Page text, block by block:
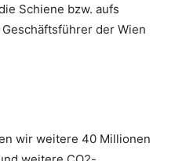
Schiene bzw. aufs
der Wien
wir weitere 40 Millionen